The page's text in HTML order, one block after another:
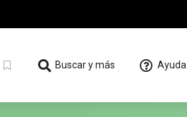
Buscar y más Ayuda